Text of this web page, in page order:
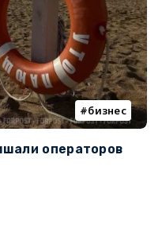
бизнес
операторов